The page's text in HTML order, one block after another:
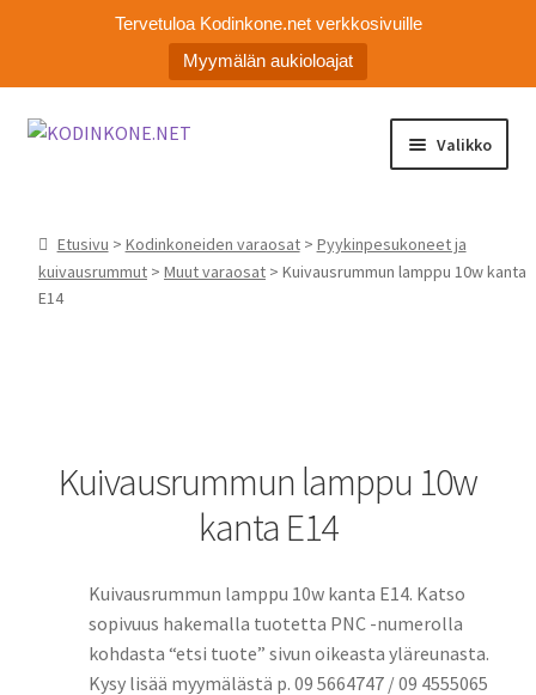
Tervetuloa Kodinkone.net verkkosivuille
Myymälän aukioloajat
Siirry
Siirry
Valikko
valikko
Ota yhteyttä
Etusivu > Kodinkoneiden varaosat> Pyykinpesukoneet ja
kuivausrummut > Muut varaosat > Kuivausrummun lamppu 10w kanta
E14
Kuivausrummun lamppu 10w
kanta E14
Kuivausrummun lamppu 10w kanta E14. Katso
sopivuus hakemalla tuotetta PNC -numerolla
kohdasta “etsi tuote” sivun oikeasta yläreunasta.
Kysy lisää myymälästä p. 09 5664747 / 09 4555065